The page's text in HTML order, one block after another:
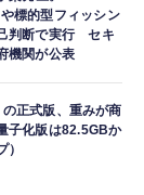
標的型フィッシン
判断で実行 セキ
機関が公表
正式版、重みが商
子化版は82.5GBか